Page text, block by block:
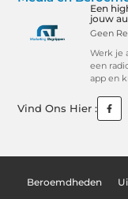
Een
jouw
Geen
Werk je
een
app en
Vind Ons Hier :
Beroemdheden